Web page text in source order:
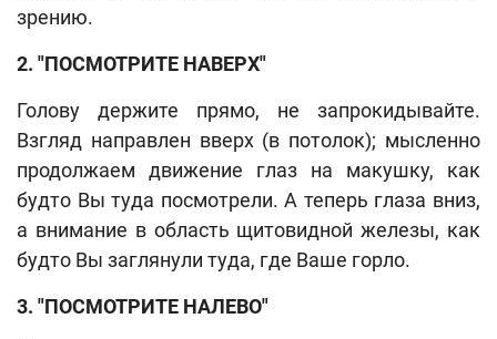
зрению.
2. "ПОСМОТРИТЕ НАВЕРХ"
Голову держите прямо, не запрокидывайте.
Взгляд направлен вверх (в потолок); мысленно
продолжаем движение глаз на макушку, как
будто Вы туда посмотрели. А теперь глаза вниз,
а внимание в область щитовидной железы, как
будто Вы заглянули туда, где Ваше горло.
3. "ПОСМОТРИТЕ НАЛЕВО"